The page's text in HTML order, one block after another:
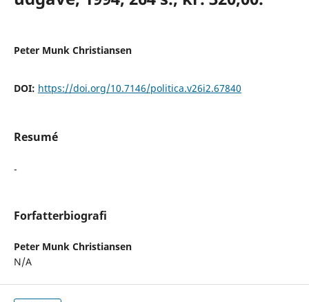
Peter Munk Christiansen
DOI: https://doi.org/10.7146/politica.v26i2.67840
Resumé
-
Forfatterbiografi
Peter Munk Christiansen
N/A